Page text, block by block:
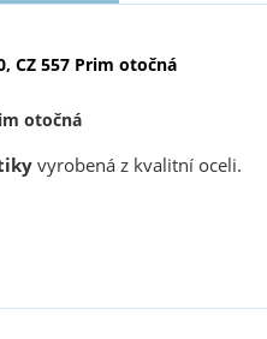
CZ 557 Prim otočná
otočná
vyrobená z kvalitní oceli.